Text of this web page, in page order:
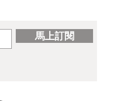
馬上訂閱